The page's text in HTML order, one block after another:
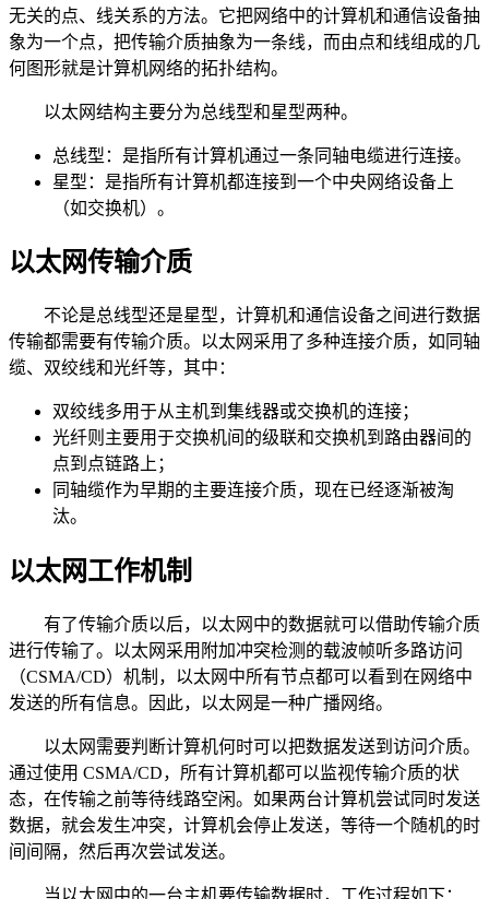
无关的点、线关系的方法。它把网络中的计算机和通信设备抽
象为一个点，把传输介质抽象为一条线，而由点和线组成的几
何图形就是计算机网络的拓扑结构。
以太网结构主要分为总线型和星型两种。
总线型：是指所有计算机通过一条同轴电缆进行连接。
星型：是指所有计算机都连接到一个中央网络设备上
（如交换机）。
以太网传输介质
不论是总线型还是星型，计算机和通信设备之间进行数据
传输都需要有传输介质。以太网采用了多种连接介质，如同轴
缆、双绞线和光纤等，其中：
双绞线多用于从主机到集线器或交换机的连接；
光纤则主要用于交换机间的级联和交换机到路由器间的
点到点链路上；
同轴缆作为早期的主要连接介质，现在已经逐渐被淘
汰。
以太网工作机制
有了传输介质以后，以太网中的数据就可以借助传输介质
进行传输了。以太网采用附加冲突检测的载波帧听多路访问
（CSMA/CD）机制，以太网中所有节点都可以看到在网络中
发送的所有信息。因此，以太网是一种广播网络。
以太网需要判断计算机何时可以把数据发送到访问介质。
通过使用 CSMA/CD，所有计算机都可以监视传输介质的状
态，在传输之前等待线路空闲。如果两台计算机尝试同时发送
数据，就会发生冲突，计算机会停止发送，等待一个随机的时
间间隔，然后再次尝试发送。